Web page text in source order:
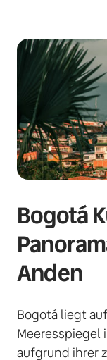
Bogotá
Anden
Bogotá liegt
Meeresspiegel
aufgrund ihrer